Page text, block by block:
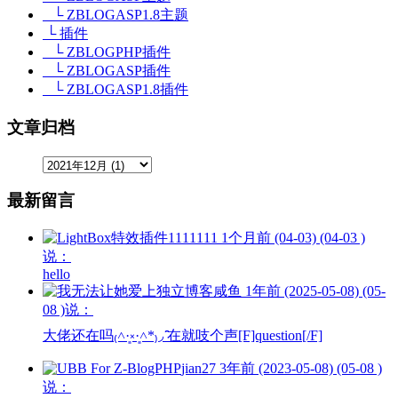
└ ZBLOGASP1.8主题
└ 插件
└ ZBLOGPHP插件
└ ZBLOGASP插件
└ ZBLOGASP1.8插件
文章归档
最新留言
1111111 1个月前 (04-03) (04-03 )
说：
hello
咸鱼 1年前 (2025-05-08) (05-
08 )说：
大佬还在吗₍˄·͈༝·͈˄*₎◞ ̑̑在就吱个声[F]question[/F]
jian27 3年前 (2023-05-08) (05-08 )
说：